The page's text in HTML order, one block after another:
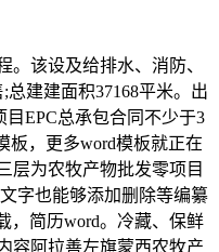
该设及给排水、消防、
建建面积37168平米。出
EPC总承包合同不少于3
板，更多word模板就正在
层为农牧产物批发零项目
字也能够添加删除等编纂
，简历word。冷藏、保鲜
容阿拉善左旗蒙西农牧产